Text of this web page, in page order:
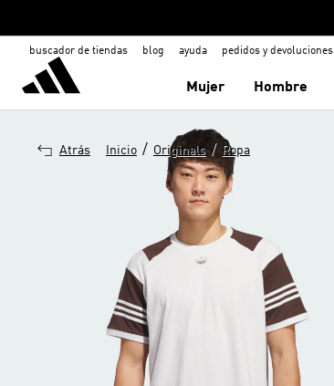
buscador de tiendas blog ayuda pedidos y devoluciones
Mujer Hombre
Atrás Inicio / Originals / Ropa